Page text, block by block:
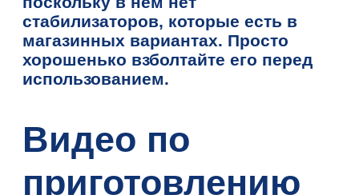
стабилизаторов, которые есть в
магазинных вариантах. Просто
хорошенько взболтайте его перед
использованием.
Видео по
приготовлению